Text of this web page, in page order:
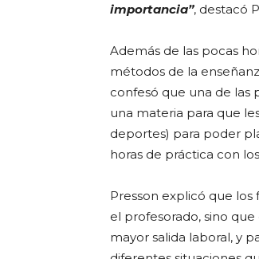
importancia”, destacó
Además de las pocas
métodos de la
confesó que una de las
una materia para que
deportes) para poder
horas de práctica con
Presson explicó que
el profesorado, sino
mayor salida laboral, y